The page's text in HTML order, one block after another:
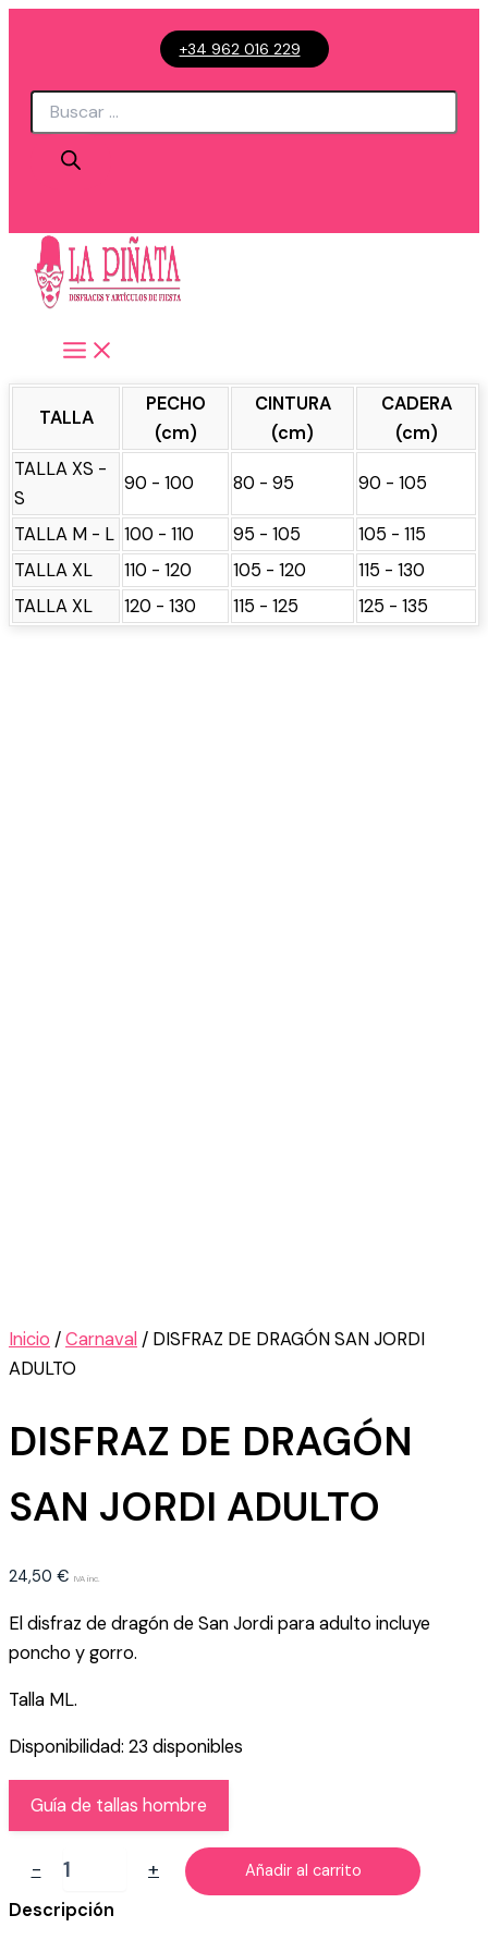
+34 962 016 229
Búsqueda
TALLA
PECHO
(cm)
CINTURA
(cm)
CADERA
(cm)
TALLA XS -
S
90 - 100 80 - 95 90 - 105
TALLA M - L 100 - 110 95 - 105
105 - 115
TALLA XL
110 - 120 105 - 120
115 - 130
TALLA XL
120 - 130 115 - 125 125 - 135
Inicio /Carnaval / DISFRAZ DE DRAGÓN SAN JORDI
ADULTO
DISFRAZ DE DRAGÓN
SAN JORDI ADULTO
24,50 € IVA inc.
El disfraz de dragón de San Jordi para adulto incluye
poncho y gorro.
Talla ML.
Disponibilidad: 23 disponibles
Guía de tallas hombre
-
DISFRAZ
DRAGÓN
SAN
+ Añadir al carrito
Descripción